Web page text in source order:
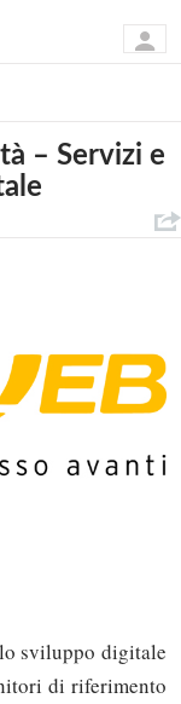
– Servizi e
sviluppo digitale
di riferimento